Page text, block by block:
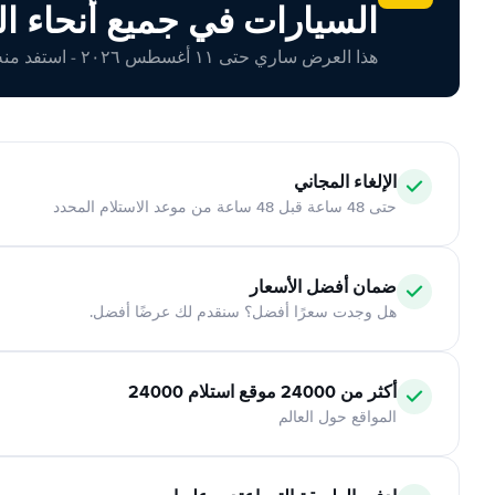
السيارات في جميع أنحاء
هذا العرض ساري حتى ١١ أغسطس ٢٠٢٦ - استفد منه اليوم!
الإلغاء المجاني
حتى 48 ساعة قبل 48 ساعة من موعد الاستلام المحدد
ضمان أفضل الأسعار
هل وجدت سعرًا أفضل؟ سنقدم لك عرضًا أفضل.
أكثر من 24000 موقع استلام 24000
المواقع حول العالم